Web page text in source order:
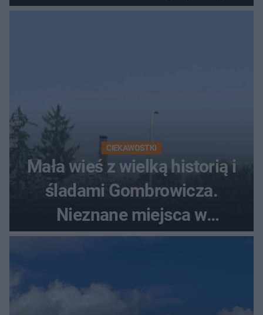
szczyt Gór Świętokrzyskich
CIEKAWOSTKI
Mała wieś z wielką historią i
śladami Gombrowicza.
Nieznane miejsca w
Świętokrzyskiem